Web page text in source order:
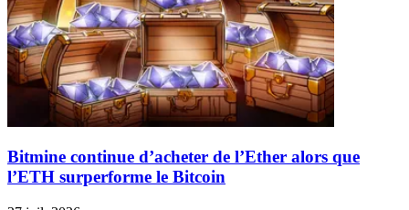
Bitmine continue d’acheter de l’Ether alors que
l’ETH surperforme le Bitcoin